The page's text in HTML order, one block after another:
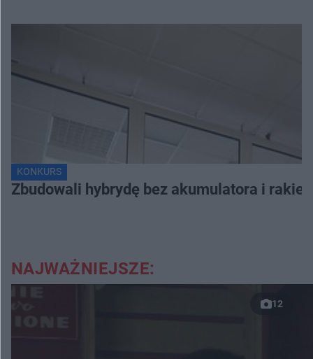
KONKURS
Zbudowali hybrydę bez akumulatora i
NAJWAŻNIEJSZE:
12